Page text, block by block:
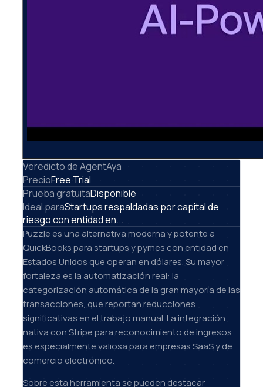
Veredicto de AgentAya
PrecioFree Trial
Prueba gratuitaDisponible
Ideal paraStartups respaldadas por capital de
riesgo con entidad en...
Puzzle es una alternativa moderna y potente a
QuickBooks para startups y pymes con entidad en
Estados Unidos que operan en dólares. Su mayor
fortaleza es la automatización real: la
categorización automática de la gran mayoría de las
transacciones, que reportan reducciones
significativas en el trabajo manual. La integración
nativa con Stripe para reconocimiento de ingresos
es especialmente valiosa para empresas SaaS y de
comercio electrónico.
Sobre esta herramienta se pueden destacar